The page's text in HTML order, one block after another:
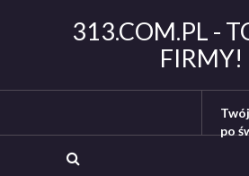
313.COM.PL -
FIRMY!
po